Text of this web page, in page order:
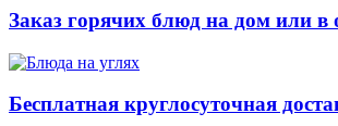
Заказ горячих блюд на дом или в
Бесплатная круглосуточная